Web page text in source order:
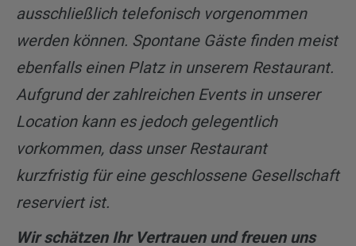
ausschließlich telefonisch vorgenommen
werden können. Spontane Gäste finden meist
ebenfalls einen Platz in unserem Restaurant.
Aufgrund der zahlreichen Events in unserer
Location kann es jedoch gelegentlich
vorkommen, dass unser Restaurant
kurzfristig für eine geschlossene Gesellschaft
reserviert ist.
Wir schätzen Ihr Vertrauen und freuen uns